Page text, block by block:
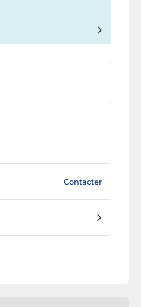
Contacter